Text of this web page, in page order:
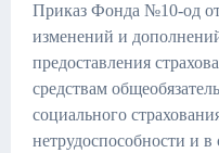
Приказ Фонда №10-од
изменений и
предоставления
средствам
социального
нетрудоспособности и в